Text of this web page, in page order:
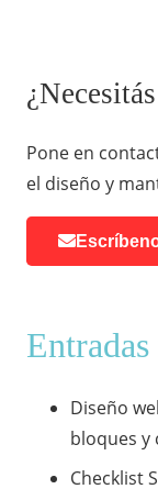
Pone en
el diseño y
Diseño
bloques y
Checklist